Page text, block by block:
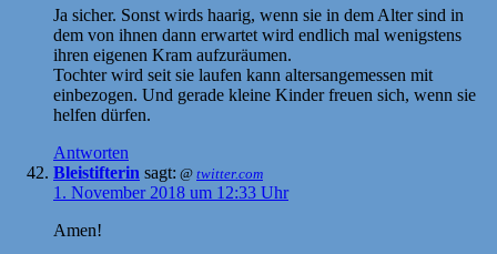
Ja sicher. Sonst wirds haarig, wenn sie in dem Alter sind in
dem von ihnen dann erwartet wird endlich mal wenigstens
ihren eigenen Kram aufzuräumen.
Tochter wird seit sie laufen kann altersangemessen mit
einbezogen. Und gerade kleine Kinder freuen sich, wenn sie
helfen dürfen.
Antworten
Bleistifterin sagt: @ twitter.com
1. November 2018 um 12:33 Uhr
Amen!